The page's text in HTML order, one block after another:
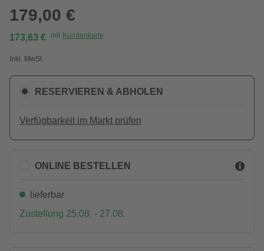
179,00 €
173,63 € mit Kundenkarte
Inkl. MwSt.
RESERVIEREN & ABHOLEN
Verfügbarkeit im Markt prüfen
ONLINE BESTELLEN
lieferbar
Zustellung 25.08. - 27.08.